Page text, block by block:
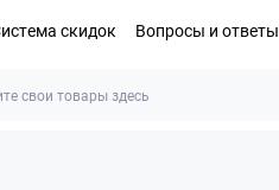
скидок Вопросы и ответы